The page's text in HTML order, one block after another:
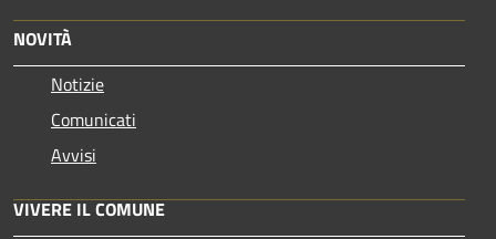
NOVITÀ
Notizie
Comunicati
Avvisi
VIVERE IL COMUNE